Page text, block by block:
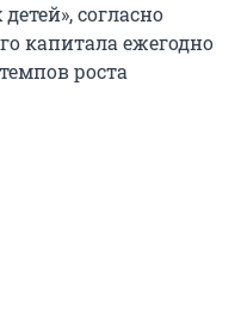
согласно
капитала ежегодно
роста